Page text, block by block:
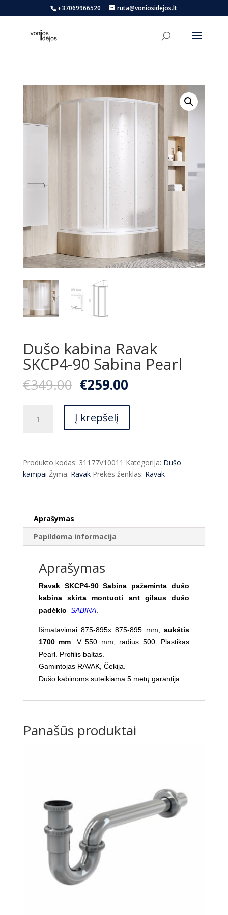
+37069966520 ruta@voniosidejos.lt
Dušo kabina Ravak
SKCP4-90 Sabina Pearl
€349.00 Original
price
was:
€349.00.
€259.00Current
is:
kiekis:
Ravak
SKCP4-
Į krepšelį
Produkto kodas: 31177V10011 Kategorija: Dušo
kampai Žyma: Ravak Prekės ženklas: Ravak
Aprašymas
Papildoma informacija
Aprašymas
Ravak SKCP4-90 Sabina pažeminta dušo
kabina skirta montuoti ant gilaus dušo
padėklo SABINA.
Išmatavimai 875-895x 875-895 mm,aukštis
1700 mm . V 550 mm, radius 500. Plastikas
Pearl. Profilis baltas.
Gamintojas RAVAK, Čekija.
Dušo kabinoms suteikiama 5 metų garantija
Panašūs produktai